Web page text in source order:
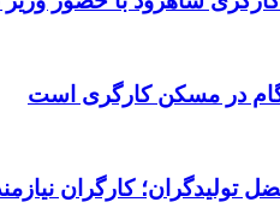
در مسکن کارگری است
تولیدگران؛ کارگران